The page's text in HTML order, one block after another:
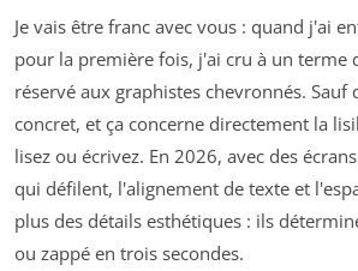
Je vais être franc avec vous : quand j'ai
pour la première fois, j'ai cru à un terme
réservé aux graphistes chevronnés. Sauf
concret, et ça concerne directement la
lisez ou écrivez. En 2026, avec des
qui défilent, l'alignement de texte et
plus des détails esthétiques : ils
ou zappé en trois secondes.